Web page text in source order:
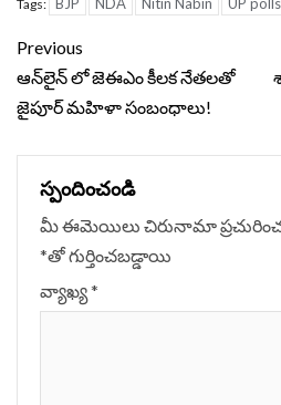
Tags: BJP NDA Nitin Nabin UP polls
Continue
Reading
Previous
ఆన్‌లైన్ లో జెఈఎం కీలక నేతలతో
జైపూర్ మహిళా సంబంధాలు!
స్పందించండి
మీ ఈమెయిలు చిరునామా
*‌తో గుర్తించబడ్డాయి
వ్యాఖ్య*